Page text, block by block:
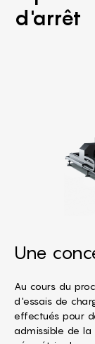
d'arrêt
Une
Au cours du
d'essais de
effectués pour
admissible de